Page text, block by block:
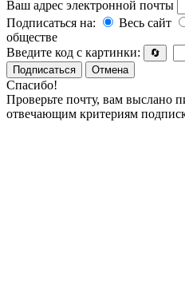
Ваш адрес электронной почты
Подписаться на:
Весь сайт
обществе
Введите код с картинки:
🔄
Подписаться
Отмена
Спасибо!
Проверьте почту, вам выслано
отвечающим критериям